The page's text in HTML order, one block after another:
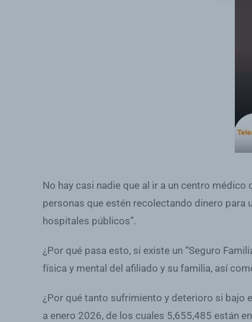
No hay casi nadie que al ir a un centro médico
personas que estén recolectando dinero para
hospitales públicos”.
¿Por qué pasa esto, si existe un “Seguro
física y mental del afiliado y su familia, así
¿Por qué tanto sufrimiento y deterioro si bajo
a enero 2026, de los cuales 5,655,485 están